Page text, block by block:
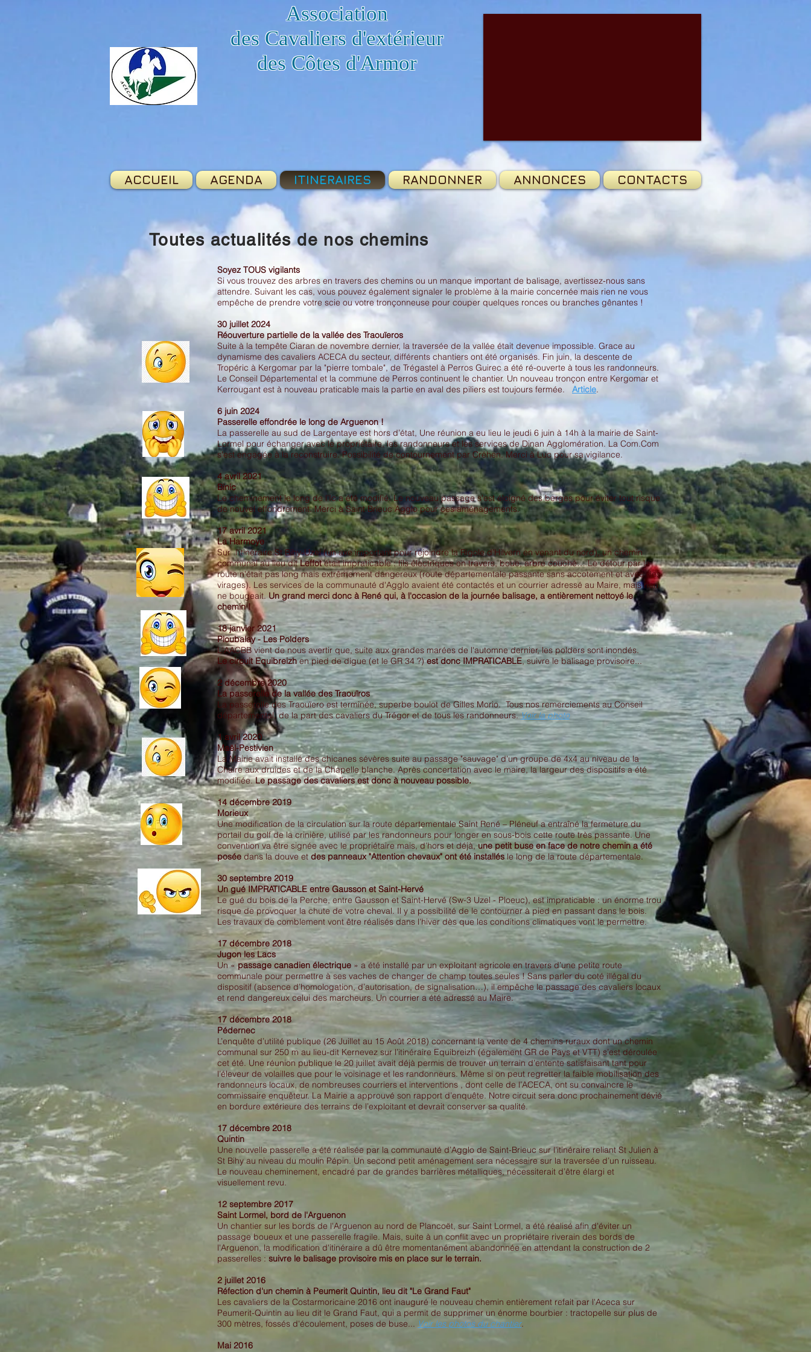
Association
des Cavaliers d'extérieur
des Côtes d'Armor
ACCUEIL AGENDA ITINERAIRES RANDONNER ANNONCES CONTACTS
Toutes actualités de nos chemins
Soyez TOUS vigilants
Si vous trouvez des arbres en travers des chemins ou un manque important de balisage, avertissez-nous sans
attendre. Suivant les cas, vous pouvez également signaler le problème à la mairie concernée mais rien ne vous
empêche de prendre votre scie ou votre tronçonneuse pour couper quelques ronces ou branches gênantes !
30 juillet 2024
Réouverture partielle de la vallée des Traouïeros
Suite à la tempête Ciaran de novembre dernier, la traversée de la vallée était devenue impossible. Grace au
dynamisme des cavaliers ACECA du secteur, différents chantiers ont été organisés. Fin juin, la descente de
Tropéric à Kergomar par la "pierre tombale", de Trégastel à Perros Guirec a été ré-ouverte à tous les randonneurs.
Le Conseil Départemental et la commune de Perros continuent le chantier. Un nouveau tronçon entre Kergomar et
Kerrougant est à nouveau praticable mais la partie en aval des piliers est toujours fermée. Article.
6 juin 2024
Passerelle effondrée le long de Arguenon !
La passerelle au sud de Largentaye est hors d’état, Une réunion a eu lieu le jeudi 6 juin à 14h à la mairie de Saint-
Lormel pour échanger avec le propriétaire, les randonneurs et les services de Dinan Agglomération. La Com.Com
s'est engagée à la reconstruire. Possibilité de contournement par Créhen. Merci à Luc pour sa vigilance.
4 avril 2021
Binic
Le cheminement le long de l’Ic a été modifié. Le nouveau passage s'est éloigné des berges pour éviter tout risque
de nouvel effondrement. Merci à Saint Brieuc Agglo pour ces aménagements.
17 avril 2021
La Harmoye
Sur l'itinéraire St Bihy-Uzel (un axe important pour rejoindre la Rigole d’Hilvern en venant du nord), un chemin
communal au lieu ditLeffotétait impraticable : fils électriques en travers, boue, arbre couché… Le détour par la
route n'était pas long mais extrêmement dangereux (route départementale passante sans accotement et avec des
virages). Les services de la communauté d'Agglo avaient été contactés et un courrier adressé au Maire, mais rien
ne bougeait.Un grand merci donc à René qui, à l'occasion de la journée balisage, a entièrement nettoyé le
chemin !
18 janvier 2021
Ploubalay - Les Polders
L'AACBB vient de nous avertir que, suite aux grandes marées de l'automne dernier, les polders sont inondés.
Le circuit Equibreizhen pied de digue (et le GR 34 ?)est donc IMPRATICABLE, suivre le balisage provisoire...
2 décembre 2020
La passerelle de la vallée des Traouïros
La passerelle des Traouïero est terminée, superbe boulot de Gilles Morio. Tous nos remerciements au Conseil
départemental, de la part des cavaliers du Trégor et de tous les randonneurs.Voir la photo
1 avril 2020
Maël-Pestivien
La Mairie avait installé des chicanes sévères suite au passage "sauvage" d'un groupe de 4x4 au niveau de la
Chaire aux druides et de la Chapelle blanche. Après concertation avec le maire, la largeur des dispositifs a été
modifiée.Le passage des cavaliers est donc à nouveau possible.
14 décembre 2019
Morieux
Une modification de la circulation sur la route départementale Saint René – Pléneuf a entraîné la fermeture du
portail du golf de la crinière, utilisé par les randonneurs pour longer en sous-bois cette route très passante. Une
convention va être signée avec le propriétaire mais, d'hors et déjà,une petit buse en face de notre chemin a été
posée dans la douve et des panneaux "Attention chevaux" ont été installés le long de la route départementale.
30 septembre 2019
Un gué IMPRATICABLE entre Gausson et Saint-Hervé
Le gué du bois de la Perche, entre Gausson et Saint-Hervé (Sw-3 Uzel - Ploeuc), est impraticable : un énorme trou
risque de provoquer la chute de votre cheval. Il y a possibilité de le contourner à pied en passant dans le bois.
Les travaux de comblement vont être réalisés dans l'hiver dès que les conditions climatiques vont le permettre.
17 décembre 2018
Jugon les Lacs
Un «passage canadien électrique » a été installé par un exploitant agricole en travers d’une petite route
communale pour permettre à ses vaches de changer de champ toutes seules ! Sans parler du coté illégal du
dispositif (absence d’homologation, d’autorisation, de signalisation…), il empêche le passage des cavaliers locaux
et rend dangereux celui des marcheurs. Un courrier a été adressé au Maire.
17 décembre 2018
Pédernec
L’enquête d’utilité publique (26 Juillet au 15 Août 2018) concernant la vente de 4 chemins ruraux dont un chemin
communal sur 250 m au lieu-dit Kernevez sur l’itinéraire Equibreizh (également GR de Pays et VTT) s’est déroulée
cet été. Une réunion publique le 20 juillet avait déjà permis de trouver un terrain d’entente satisfaisant tant pour
l’éleveur de volailles que pour le voisinage et les randonneurs. Même si on peut regretter la faible mobilisation des
randonneurs locaux, de nombreuses courriers et interventions , dont celle de l’ACECA, ont su convaincre le
commissaire enquêteur. La Mairie a approuvé son rapport d’enquête. Notre circuit sera donc prochainement dévié
en bordure extérieure des terrains de l’exploitant et devrait conserver sa qualité.
17 décembre 2018
Quintin
Une nouvelle passerelle a été réalisée par la communauté d’Agglo de Saint-Brieuc sur l’itinéraire reliant St Julien à
St Bihy au niveau du moulin Pépin. Un second petit aménagement sera nécessaire sur la traversée d’un ruisseau.
Le nouveau cheminement, encadré par de grandes barrières métalliques, nécessiterait d’être élargi et
visuellement revu.
12 septembre 2017
Saint Lormel, bord de l'Arguenon
Un chantier sur les bords de l'Arguenon au nord de Plancoët, sur Saint Lormel, a été réalisé afin d'éviter un
passage boueux et une passerelle fragile. Mais, suite à un conflit avec un propriétaire riverain des bords de
l'Arguenon, la modification d'itinéraire a dû être momentanément abandonnée en attendant la construction de 2
passerelles : suivre le balisage provisoire mis en place sur le terrain.
2 juillet 2016
Réfection d'un chemin à Peumerit Quintin, lieu dit "Le Grand Faut"
Les cavaliers de la Costarmoricaine 2016 ont inauguré le nouveau chemin entièrement refait par l'Aceca sur
Peumerit-Quintin au lieu dit le Grand Faut, qui a permit de supprimer un énorme bourbier : tractopelle sur plus de
300 mètres, fossés d'écoulement, poses de buse... Voir les photos du chantier.
Mai 2016